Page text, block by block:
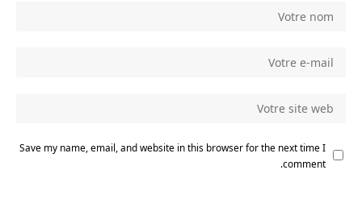
Save my name, email, and website in this browser for the next time I
comment.